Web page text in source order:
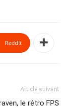
ReddIt
Article suivant
le rétro FPS